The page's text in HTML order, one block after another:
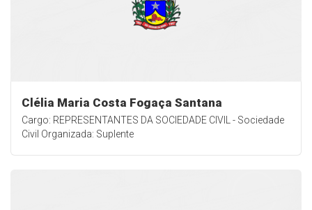
Clélia Maria Costa Fogaça Santana
Cargo: REPRESENTANTES DA SOCIEDADE CIVIL - Sociedade
Civil Organizada: Suplente